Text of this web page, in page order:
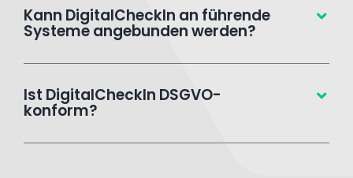
Kann DigitalCheckIn an führende
Systeme angebunden werden?
Ist DigitalCheckIn DSGVO-
konform?